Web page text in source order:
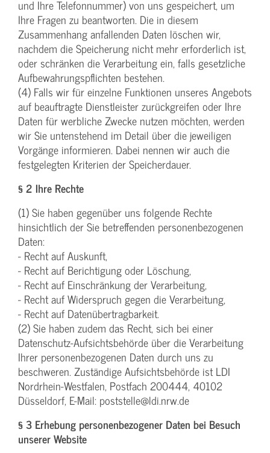
und Ihre Telefonnummer) von uns gespeichert, um
Ihre Fragen zu beantworten. Die in diesem
Zusammenhang anfallenden Daten löschen wir,
nachdem die Speicherung nicht mehr erforderlich ist,
oder schränken die Verarbeitung ein, falls gesetzliche
Aufbewahrungspflichten bestehen.
(4) Falls wir für einzelne Funktionen unseres Angebots
auf beauftragte Dienstleister zurückgreifen oder Ihre
Daten für werbliche Zwecke nutzen möchten, werden
wir Sie untenstehend im Detail über die jeweiligen
Vorgänge informieren. Dabei nennen wir auch die
festgelegten Kriterien der Speicherdauer.
§ 2 Ihre Rechte
(1) Sie haben gegenüber uns folgende Rechte
hinsichtlich der Sie betreffenden personenbezogenen
Daten:
- Recht auf Auskunft,
- Recht auf Berichtigung oder Löschung,
- Recht auf Einschränkung der Verarbeitung,
- Recht auf Widerspruch gegen die Verarbeitung,
- Recht auf Datenübertragbarkeit.
(2) Sie haben zudem das Recht, sich bei einer
Datenschutz-Aufsichtsbehörde über die Verarbeitung
Ihrer personenbezogenen Daten durch uns zu
beschweren. Zuständige Aufsichtsbehörde ist LDI
Nordrhein-Westfalen, Postfach 200444, 40102
Düsseldorf, E-Mail: poststelle@ldi.nrw.de
§ 3 Erhebung personenbezogener Daten bei Besuch
unserer Website